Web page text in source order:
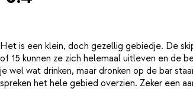
Het is een klein, doch gezellig gebiedje. De
of 15 kunnen ze zich helemaal uitleven en de
je wel wat drinken, maar dronken op de bar